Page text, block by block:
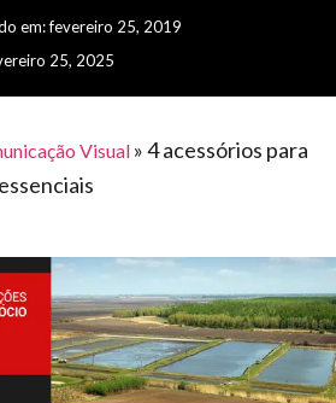
em:fevereiro 25, 2019
25, 2025
Visual »4 acessórios para